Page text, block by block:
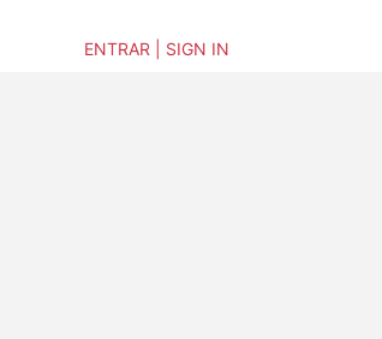
ENTRAR | SIGN IN